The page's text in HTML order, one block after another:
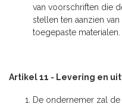
van voorschriften die
stellen ten aanzien
toegepaste materialen.
Artikel 11 - Levering en
De ondernemer zal